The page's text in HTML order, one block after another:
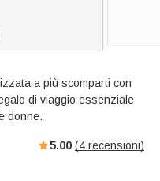
a più scomparti con
di viaggio essenziale
donne.
5.00 (4 recensioni)